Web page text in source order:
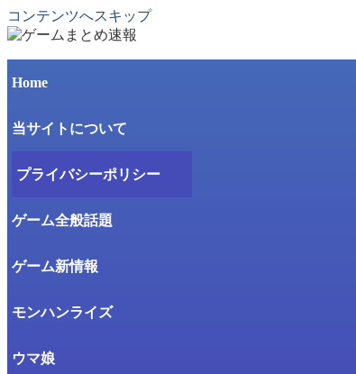
コンテンツへスキップ
Home
当サイトについて
プライバシーポリシー
ゲーム全般話題
ゲーム新情報
モンハンライズ
ウマ娘